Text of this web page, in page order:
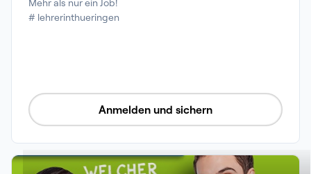
# lehrerinthueringen
Anmelden und sichern